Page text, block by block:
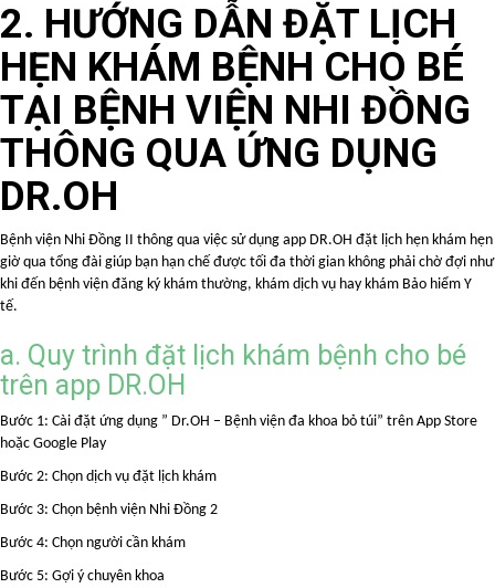
2. HƯỚNG DẪN ĐẶT LỊCH
HẸN KHÁM BỆNH CHO BÉ
TẠI BỆNH VIỆN NHI ĐỒNG
THÔNG QUA ỨNG DỤNG
DR.OH
Bệnh viện Nhi Đồng II thông qua việc sử dụng app DR.OH đặt lịch hẹn khám hẹn
giờ qua tổng đài giúp bạn hạn chế được tối đa thời gian không phải chờ đợi như
khi đến bệnh viện đăng ký khám thường, khám dịch vụ hay khám Bảo hiểm Y
tế.
a. Quy trình đặt lịch khám bệnh cho bé
trên app DR.OH
Bước 1: Cài đặt ứng dụng ” Dr.OH – Bệnh viện đa khoa bỏ túi” trên App Store
hoặc Google Play
Bước 2: Chọn dịch vụ đặt lịch khám
Bước 3: Chọn bệnh viện Nhi Đồng 2
Bước 4: Chọn người cần khám
Bước 5: Gợi ý chuyên khoa